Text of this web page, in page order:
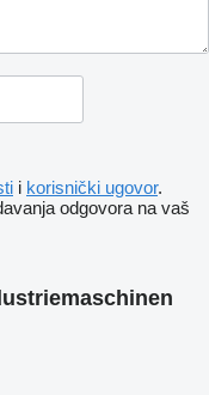
i korisnički ugovor.
odgovora na vaš